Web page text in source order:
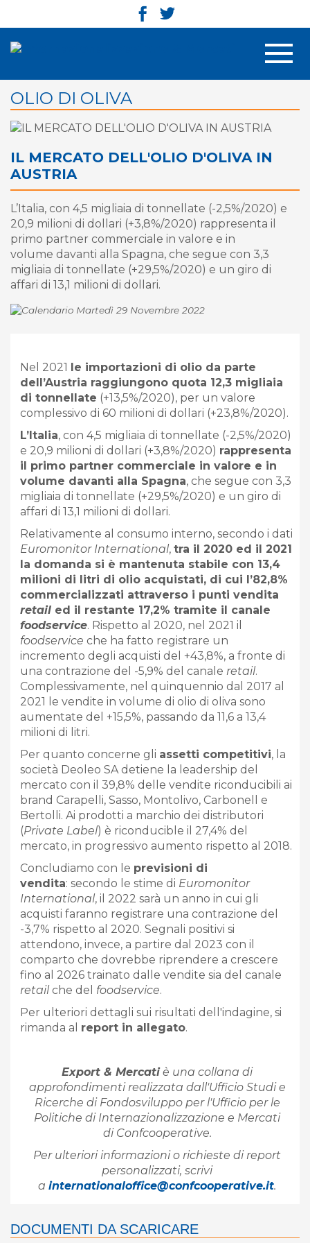
OLIO DI OLIVA
IL MERCATO DELL'OLIO D'OLIVA IN
AUSTRIA
L’Italia, con 4,5 migliaia di tonnellate (-2,5%/2020) e
20,9 milioni di dollari (+3,8%/2020) rappresenta il
primo partner commerciale in valore e in
volume davanti alla Spagna, che segue con 3,3
migliaia di tonnellate (+29,5%/2020) e un giro di
affari di 13,1 milioni di dollari.
Martedì 29 Novembre 2022
Nel 2021
le importazioni di olio da parte
dell’Austria raggiungono quota 12,3 migliaia
di tonnellate (+13,5%/2020), per un valore
complessivo di 60 milioni di dollari (+23,8%/2020).
L’Italia, con 4,5 migliaia di tonnellate (-2,5%/2020)
e 20,9 milioni di dollari (+3,8%/2020) rappresenta
il primo partner commerciale in valore e in
volume davanti alla Spagna, che segue con 3,3
migliaia di tonnellate (+29,5%/2020) e un giro di
affari di 13,1 milioni di dollari.
Relativamente al consumo interno, secondo i dati
Euromonitor International, tra il 2020 ed il 2021
la domanda si è mantenuta stabile con 13,4
milioni di litri di olio acquistati, di cui l’82,8%
commercializzati attraverso i punti vendita
retail ed il restante 17,2% tramite il canale
foodservice. Rispetto al 2020, nel 2021 il
foodservice che ha fatto registrare un
incremento degli acquisti del +43,8%, a fronte di
una contrazione del -5,9% del canale retail.
Complessivamente, nel quinquennio dal 2017 al
2021 le vendite in volume di olio di oliva sono
aumentate del +15,5%, passando da 11,6 a 13,4
milioni di litri.
Per quanto concerne gli assetti competitivi, la
società Deoleo SA detiene la leadership del
mercato con il 39,8% delle vendite riconducibili ai
brand Carapelli, Sasso, Montolivo, Carbonell e
Bertolli. Ai prodotti a marchio dei distributori
(Private Label) è riconducible il 27,4% del
mercato, in progressivo aumento rispetto al 2018.
Concludiamo con le previsioni di
vendita: secondo le stime di Euromonitor
International, il 2022 sarà un anno in cui gli
acquisti faranno registrare una contrazione del
-3,7% rispetto al 2020. Segnali positivi si
attendono, invece, a partire dal 2023 con il
comparto che dovrebbe riprendere a crescere
fino al 2026 trainato dalle vendite sia del canale
retail che del foodservice.
Per ulteriori dettagli sui risultati dell'indagine, si
rimanda al report in allegato.
Export & Mercatiè una collana di
approfondimenti realizzata dall'Ufficio Studi e
Ricerche di Fondosviluppo per l'Ufficio per le
Politiche di Internazionalizzazione e Mercati
di Confcooperative.
Per ulteriori informazioni o richieste di report
personalizzati, scrivi
a internationaloffice@confcooperative.it.
DOCUMENTI DA SCARICARE